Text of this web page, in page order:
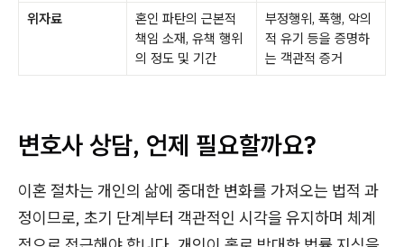
위자료
혼인 파탄의 근본적
책임 소재, 유책 행위
의 정도 및 기간
부정행위, 폭행, 악의
적 유기 등을 증명하
는 객관적 증거
변호사 상담, 언제 필요할까요?
이혼 절차는 개인의 삶에 중대한 변화를 가져오는 법적 과
정이므로, 초기 단계부터 객관적인 시각을 유지하며 체계